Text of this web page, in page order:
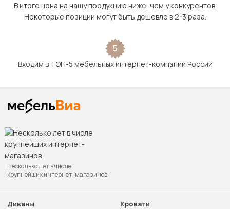
В итоге цена на нашу продукцию ниже, чем у конкурентов.
Некоторые позиции могут быть дешевле в 2-3 раза.
5
Входим в ТОП-5 мебельных интернет-компаний России
Несколько лет в числе
крупнейших интернет-магазинов
Диваны
Кровати